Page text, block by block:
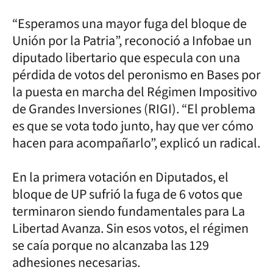
“Esperamos una mayor fuga del bloque de
Unión por la Patria”, reconoció a Infobae un
diputado libertario que especula con una
pérdida de votos del peronismo en Bases por
la puesta en marcha del Régimen Impositivo
de Grandes Inversiones (RIGI). “El problema
es que se vota todo junto, hay que ver cómo
hacen para acompañarlo”, explicó un radical.
En la primera votación en Diputados, el
bloque de UP sufrió la fuga de 6 votos que
terminaron siendo fundamentales para La
Libertad Avanza. Sin esos votos, el régimen
se caía porque no alcanzaba las 129
adhesiones necesarias.